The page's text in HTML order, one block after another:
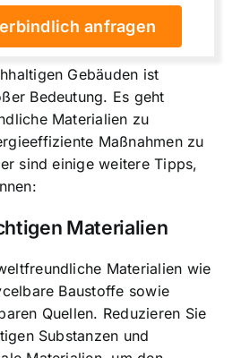
anfragen
Gebäuden ist
Bedeutung. Es geht
Materialien zu
Maßnahmen zu
sind einige weitere Tipps,
Materialien
Materialien wie
Baustoffe sowie
Quellen. Reduzieren Sie
Substanzen und